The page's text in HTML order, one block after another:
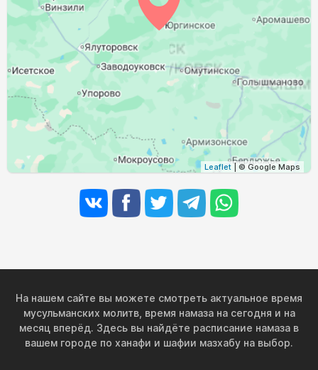
31, Пн 05:30 12:31 16:15 19:30 21:31
Leaflet | © Google Maps
На нашем сайте вы можете смотреть актуальное время
мусульманских молитв, время намаза на сегодня и на
месяц вперёд. Здесь вы найдёте расписание намаза в
вашем городе по ханафи и шафии мазхабу на выбор.